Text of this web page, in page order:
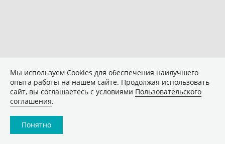
Мы используем Сookies для обеспечения наилучшего
опыта работы на нашем сайте. Продолжая использовать
сайт, вы соглашаетесь с условиями Пользовательского
соглашения.
Понятно